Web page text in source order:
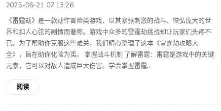
2025-06-21 07:13:26
《雷霆劫》是一款动作冒险类游戏，以其紧张刺激的战斗、恢弘庞大的世
界和扣人心弦的剧情而著称。游戏中众多的雷霆劫挑战却让玩家们头疼不
已。为了帮助你克服这些难关，我们精心整理了这本《雷霆劫攻略大
全》，旨在助你化险为夷。 掌握战斗机制 了解雷霆：雷霆是游戏中的关键
元素，它可以对敌人造成巨大伤害。学会掌握雷霆...
阅读